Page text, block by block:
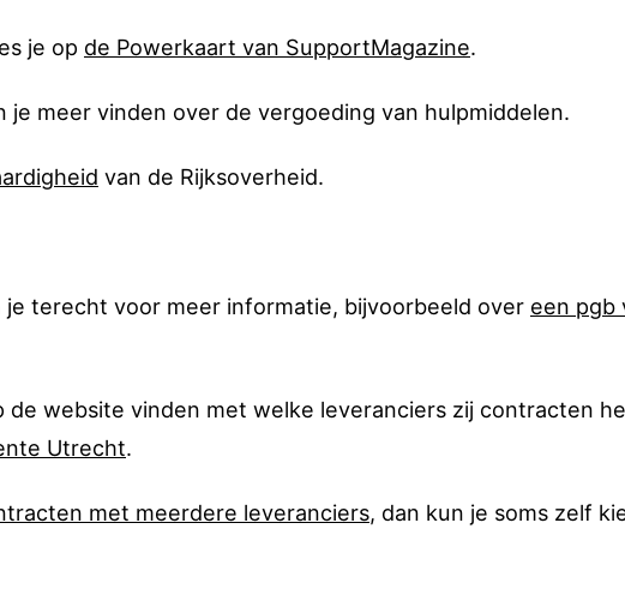
je op de Powerkaart van SupportMagazine.
je meer vinden over de vergoeding van hulpmiddelen.
van de Rijksoverheid.
je terecht voor meer informatie, bijvoorbeeld over een pgb
de website vinden met welke leveranciers zij contracten
Utrecht.
met meerdere leveranciers, dan kun je soms zelf